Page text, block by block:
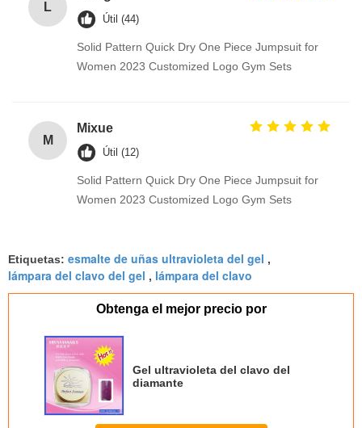
L
Útil (44)
Solid Pattern Quick Dry One Piece Jumpsuit for
Women 2023 Customized Logo Gym Sets
M
Mixue
Útil (12)
Solid Pattern Quick Dry One Piece Jumpsuit for
Women 2023 Customized Logo Gym Sets
Etiquetas: esmalte de uñas ultravioleta del gel ,
lámpara del clavo del gel , lámpara del clavo
Obtenga el mejor precio por
Gel ultravioleta del clavo del
diamante